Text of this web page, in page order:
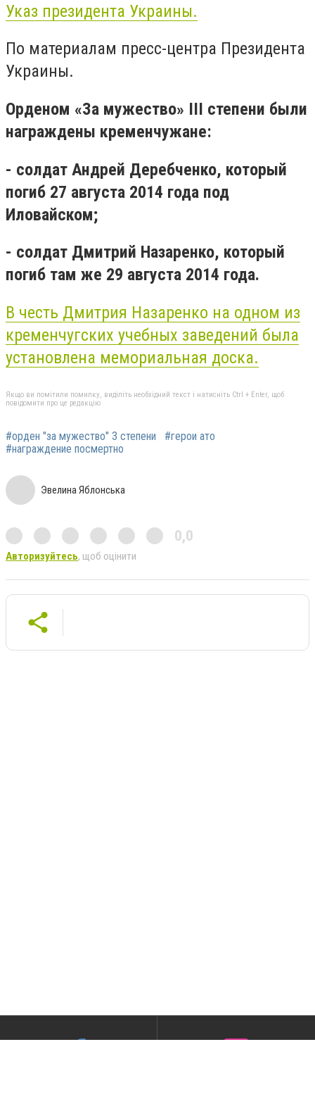
Указ президента Украины.
По материалам пресс-центра Президента
Украины.
Орденом «За мужество» ІІІ степени были
награждены кременчужане:
- солдат Андрей Деребченко, который
погиб 27 августа 2014 года под
Иловайском;
- солдат Дмитрий Назаренко, который
погиб там же 29 августа 2014 года.
В честь Дмитрия Назаренко на одном из
кременчугских учебных заведений была
установлена мемориальная доска.
Якщо ви помітили помилку, виділіть необхідний текст і натисніть Ctrl + Enter, щоб
повідомити про це редакцію
#орден "за мужество" 3 степени
#герои ато
#награждение посмертно
Эвелина Яблонська
0,0
Авторизуйтесь, щоб оцінити